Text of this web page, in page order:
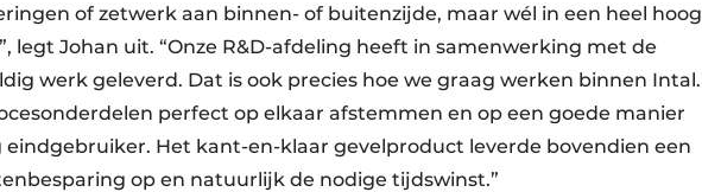
of zetwerk aan binnen- of buitenzijde, maar wél in een heel hoog
legt Johan uit. “Onze R&D-afdeling heeft in samenwerking met de
werk geleverd. Dat is ook precies hoe we graag werken binnen Intal.
perfect op elkaar afstemmen en op een goede manier
Het kant-en-klaar gevelproduct leverde bovendien een
op en natuurlijk de nodige tijdswinst.”